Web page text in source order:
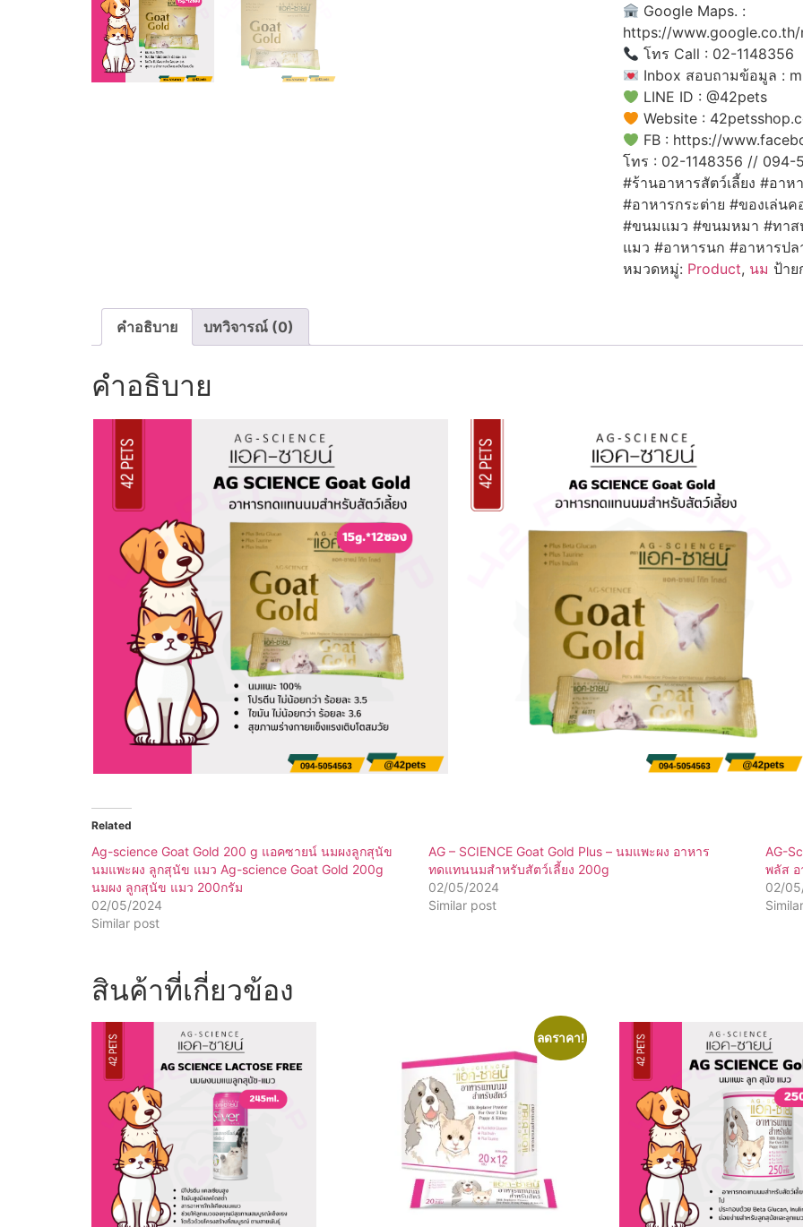
Google Maps. :
https://www.google.co.th/
โทร Call : 02-1148356
Inbox สอบถามข้อมูล :
LINE ID : @42pets
Website :
FB : https://
โทร : 02-1148356 //
#ร้านอาหารสัตว์เลี้ยง #อา
#อาหารกระต่าย #ของเล่น
#ขนมแมว #ขนมหมา #ทาส
แมว #อาหารนก #อาหารปล
หมวดหมู่: Product, นม ป้าย
คำอธิบาย บทวิจารณ์ (0)
คำอธิบาย
Related
Ag-science Goat Gold 200 g แอคซายน์ นมผงลูกสุนัข
นมแพะผง ลูกสุนัข แมว Ag-science Goat Gold 200g
นมผง ลูกสุนัข แมว 200กรัม
02/05/2024
Similar post
AG – SCIENCE Goat Gold Plus – นมแพะผง อาหาร
ทดแทนนมสำหรับสัตว์เลี้ยง 200g
02/05/2024
Similar post
AG-
พลัส
02/
สินค้าที่เกี่ยวข้อง
ลดราคา!